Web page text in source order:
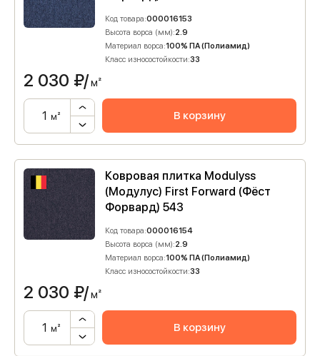
Код товара:000016153
Высота ворса (мм):2.9
Материал ворса:100% ПА (Полиамид)
Класс износостойкости:33
2 030 ₽/м²
м² В корзину
Ковровая плитка Modulyss
(Модулус) First Forward (Фёст
Форвард) 543
Код товара:000016154
Высота ворса (мм):2.9
Материал ворса:100% ПА (Полиамид)
Класс износостойкости:33
2 030 ₽/м²
м² В корзину